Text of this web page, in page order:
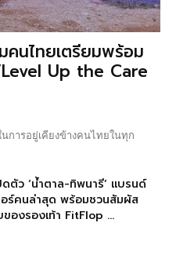
นไทยเตรียมพร้อม
Up the Care
การอยู่เคียงข้างคนไทยในทุก
ตัว ‘น้ำตาล-ทิพนารี’ แบรนด์
อร์คนล่าสุด พร้อมชวนสัมผัส
องรองเท้า FitFlop ...